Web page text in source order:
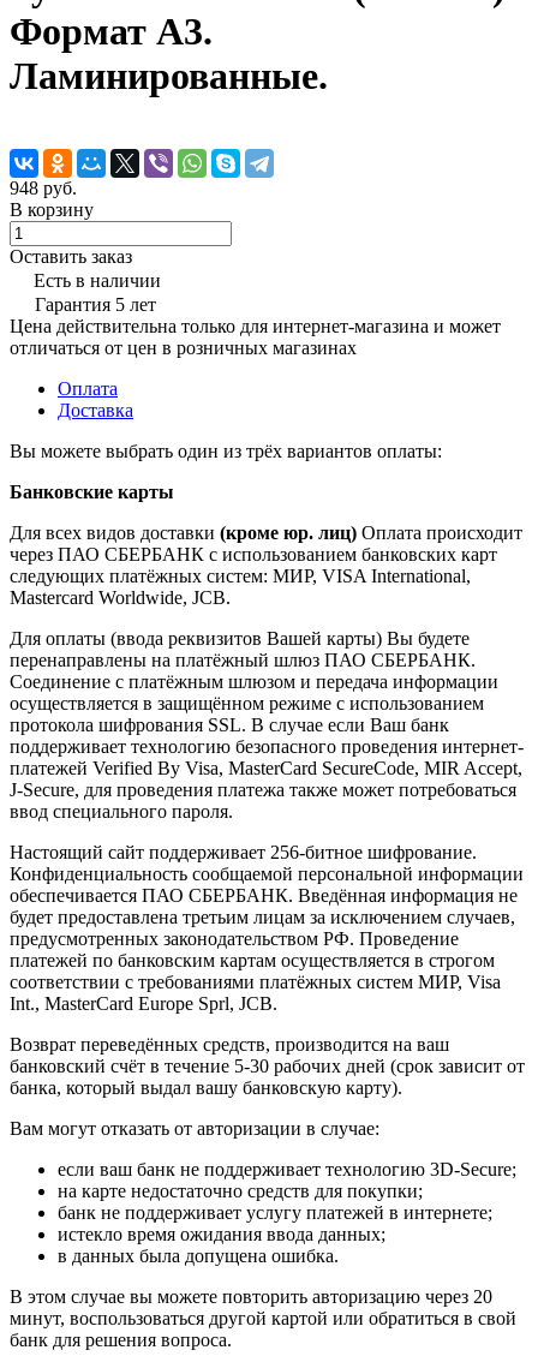
Формат А3.
Ламинированные.
948 руб.
В корзину
Оставить заказ
Есть в наличии
Гарантия 5 лет
Цена действительна только для интернет-магазина и может
отличаться от цен в розничных магазинах
Оплата
Доставка
Вы можете выбрать один из трёх вариантов оплаты:
Банковские карты
Для всех видов доставки (кроме юр. лиц) Оплата происходит
через ПАО СБЕРБАНК с использованием банковских карт
следующих платёжных систем: МИР, VISA International,
Mastercard Worldwide, JCB.
Для оплаты (ввода реквизитов Вашей карты) Вы будете
перенаправлены на платёжный шлюз ПАО СБЕРБАНК.
Соединение с платёжным шлюзом и передача информации
осуществляется в защищённом режиме с использованием
протокола шифрования SSL. В случае если Ваш банк
поддерживает технологию безопасного проведения интернет-
платежей Verified By Visa, MasterCard SecureCode, MIR Accept,
J-Secure, для проведения платежа также может потребоваться
ввод специального пароля.
Настоящий сайт поддерживает 256-битное шифрование.
Конфиденциальность сообщаемой персональной информации
обеспечивается ПАО СБЕРБАНК. Введённая информация не
будет предоставлена третьим лицам за исключением случаев,
предусмотренных законодательством РФ. Проведение
платежей по банковским картам осуществляется в строгом
соответствии с требованиями платёжных систем МИР, Visa
Int., MasterCard Europe Sprl, JCB.
Возврат переведённых средств, производится на ваш
банковский счёт в течение 5-30 рабочих дней (срок зависит от
банка, который выдал вашу банковскую карту).
Вам могут отказать от авторизации в случае:
если ваш банк не поддерживает технологию 3D-Secure;
на карте недостаточно средств для покупки;
банк не поддерживает услугу платежей в интернете;
истекло время ожидания ввода данных;
в данных была допущена ошибка.
В этом случае вы можете повторить авторизацию через 20
минут, воспользоваться другой картой или обратиться в свой
банк для решения вопроса.